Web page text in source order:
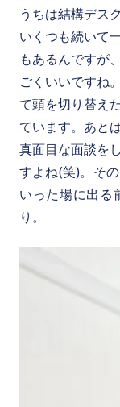
うちは結構デス
いくつも続いて
もあるんですが
ごくいいですね
て頭を切り替え
ています。あと
真面目な面談を
すよね(笑)。そ
いった場に出る
り。